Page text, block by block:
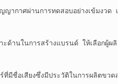
ญากาศผ่านการทดสอบอย่างเข้มงวด แ
ะด้านในการสร้างแบรนด์ ให้เลือกผู้ผลิ
ร์ที่มีชื่อเสียงซึ่งมีประวัติในการผลิตขว